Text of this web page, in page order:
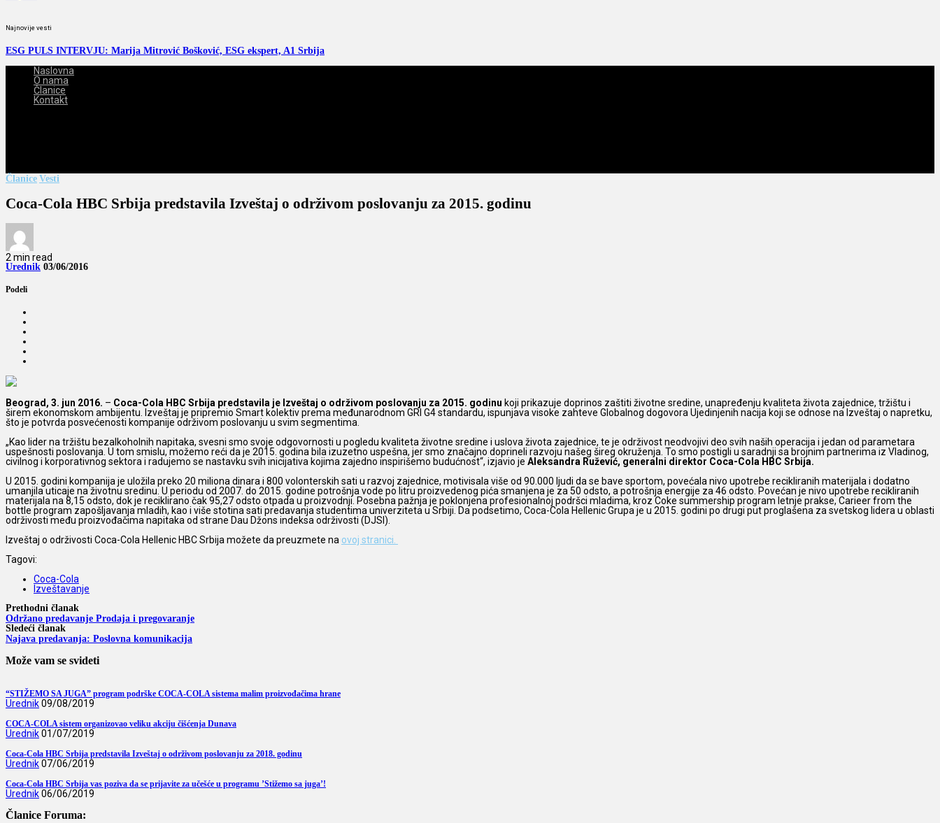
Najnovije vesti
ESG PULS INTERVJU: Marija Mitrović Bošković, ESG ekspert, A1 Srbija
Naslovna
O nama
Članice
Kontakt
Članice Vesti
Coca-Cola HBC Srbija predstavila Izveštaj o održivom poslovanju za 2015. godinu
2 min read
Urednik 03/06/2016
Podeli
Beograd, 3. jun 2016. – Coca-Cola HBC Srbija predstavila je Izveštaj o održivom poslovanju za 2015. godinu koji prikazuje doprinos zaštiti životne sredine, unapređenju kvaliteta života zajednice, tržištu i
širem ekonomskom ambijentu. Izveštaj je pripremio Smart kolektiv prema međunarodnom GRI G4 standardu, ispunjava visoke zahteve Globalnog dogovora Ujedinjenih nacija koji se odnose na Izveštaj o napretku,
što je potvrda posvećenosti kompanije održivom poslovanju u svim segmentima.
„Kao lider na tržištu bezalkoholnih napitaka, svesni smo svoje odgovornosti u pogledu kvaliteta životne sredine i uslova života zajednice, te je održivost neodvojivi deo svih naših operacija i jedan od parametara
uspešnosti poslovanja. U tom smislu, možemo reći da je 2015. godina bila izuzetno uspešna, jer smo značajno doprineli razvoju našeg šireg okruženja. To smo postigli u saradnji sa brojnim partnerima iz Vladinog,
civilnog i korporativnog sektora i radujemo se nastavku svih inicijativa kojima zajedno inspirišemo budućnost“, izjavio je Aleksandra Ružević, generalni direktor Coca-Cola HBC Srbija.
U 2015. godini kompanija je uložila preko 20 miliona dinara i 800 volonterskih sati u razvoj zajednice, motivisala više od 90.000 ljudi da se bave sportom, povećala nivo upotrebe recikliranih materijala i dodatno
umanjila uticaje na životnu sredinu. U periodu od 2007. do 2015. godine potrošnja vode po litru proizvedenog pića smanjena je za 50 odsto, a potrošnja energije za 46 odsto. Povećan je nivo upotrebe recikliranih
materijala na 8,15 odsto, dok je reciklirano čak 95,27 odsto otpada u proizvodnji. Posebna pažnja je poklonjena profesionalnoj podršci mladima, kroz Coke summership program letnje prakse, Carieer from the
bottle program zapošljavanja mladih, kao i više stotina sati predavanja studentima univerziteta u Srbiji. Da podsetimo, Coca-Cola Hellenic Grupa je u 2015. godini po drugi put proglašena za svetskog lidera u oblasti
održivosti među proizvođačima napitaka od strane Dau Džons indeksa održivosti (DJSI).
Izveštaj o održivosti Coca-Cola Hellenic HBC Srbija možete da preuzmete na ovoj stranici.
Tagovi:
Coca-Cola
Izveštavanje
Prethodni članak
Održano predavanje Prodaja i pregovaranje
Sledeći članak
Najava predavanja: Poslovna komunikacija
Može vam se svideti
“STIŽEMO SA JUGA” program podrške COCA-COLA sistema malim proizvođačima hrane
Urednik09/08/2019
COCA-COLA sistem organizovao veliku akciju čišćenja Dunava
Urednik01/07/2019
Coca-Cola HBC Srbija predstavila Izveštaj o održivom poslovanju za 2018. godinu
Urednik07/06/2019
Coca-Cola HBC Srbija vas poziva da se prijavite za učešće u programu ’Stižemo sa juga’!
Urednik06/06/2019
Članice Foruma: